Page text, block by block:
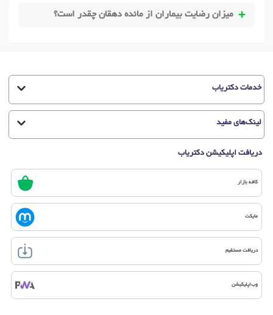
میزان رضایت بیماران از مائده دهقان چقدر است؟
خدمات دکتریاب
لینک‌های مفید
دریافت اپلیکیشن دکتریاب
کافه بازار
مایکت
دریافت مستقیم
وب‌اپلیکیشن